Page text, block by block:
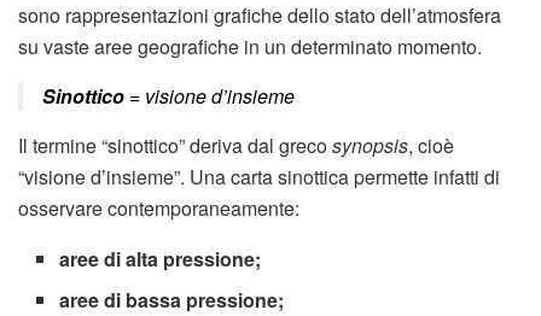
sono rappresentazioni grafiche dello stato dell’atmosfera
su vaste aree geografiche in un determinato momento.
Sinottico = visione d’insieme
Il termine “sinottico” deriva dal grecosynopsis, cioè
“visione d’insieme”. Una carta sinottica permette infatti di
osservare contemporaneamente:
aree di alta pressione;
aree di bassa pressione;